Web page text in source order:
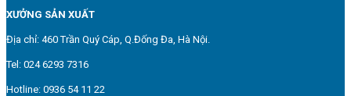
XƯỞNG SẢN XUẤT
Địa chỉ: 460 Trần Quý Cáp, Q.Đống Đa, Hà Nội.
Tel: 024 6293 7316
Hotline: 0936 54 11 22